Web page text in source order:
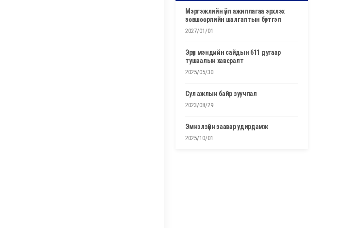
мэргэжлийн үйл ажиллагаа эрхлэх
зөвшөөрлийн шалгалтын бүртгэл
2027/01/01
эрүүл мэндийн сайдын 611 дугаар
тушаалын хавсралт
2025/05/30
сул ажлын байр зуучлал
2023/08/29
эмнэлзүйн заавар удирдамж
2025/10/01